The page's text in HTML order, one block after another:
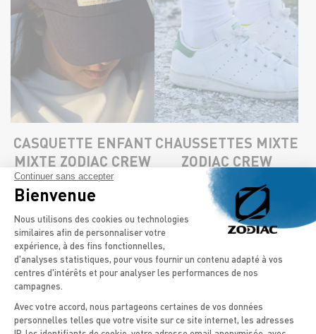
CASQUETTE ENFANT
MIXTE ZODIAC CREW
35,00
CHAUSSETTES MIXTE
ZODIAC CREW​
12,50€
Continuer sans accepter
Bienvenue
Plateforme de Gestion du
Nous utilisons des cookies ou technologies
similaires afin de personnaliser votre
expérience, à des fins fonctionnelles,
d'analyses statistiques, pour vous fournir un contenu adapté à vos
centres d'intérêts et pour analyser les performances de nos
campagnes.
Avec votre accord, nous partageons certaines de vos données
personnelles telles que votre visite sur ce site internet, les adresses
Axeptio consent